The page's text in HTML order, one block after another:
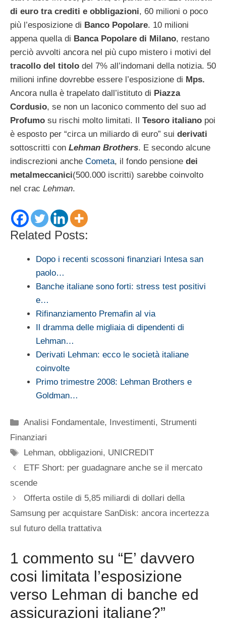
di euro tra crediti e obbligazioni, 60 milioni o poco
più l’esposizione di Banco Popolare. 10 milioni
appena quella di Banca Popolare di Milano, restano
perciò avvolti ancora nel più cupo mistero i motivi del
tracollo del titolo del 7% all’indomani della notizia. 50
milioni infine dovrebbe essere l’esposizione di Mps.
Ancora nulla è trapelato dall’istituto di Piazza
Cordusio, se non un laconico commento del suo ad
Profumo su rischi molto limitati. Tesoro italiano poi
è esposto per “circa un miliardo di euro” sui derivati
sottoscritti con Lehman Brothers. E secondo alcune
indiscrezioni anche Cometa, il fondo pensione dei
metalmeccanici(500.000 iscritti) sarebbe coinvolto
nel crac Lehman.
Related Posts:
Dopo i recenti scossoni finanziari Intesa san
paolo…
Banche italiane sono forti: stress test positivi
e…
Rifinanziamento Premafin al via
Il dramma delle migliaia di dipendenti di
Lehman…
Derivati Lehman: ecco le società italiane
coinvolte
Primo trimestre 2008: Lehman Brothers e
Goldman…
Categorie
Analisi Fondamentale, Investimenti, Strumenti
Finanziari
Tag
Lehman,obbligazioni, UNICREDIT
ETF Short: per guadagnare anche se il mercato
scende
Offerta ostile di 5,85 miliardi di dollari della
Samsung per acquistare SanDisk: ancora incertezza
sul futuro della trattativa
1 commento su “E’ davvero
cosi limitata l’esposizione
verso Lehman di banche ed
assicurazioni italiane?”